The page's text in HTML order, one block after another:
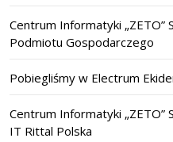
Centrum Informatyki „ZETO”
Podmiotu Gospodarczego
Pobiegliśmy w Electrum
Centrum Informatyki „ZETO”
IT Rittal Polska